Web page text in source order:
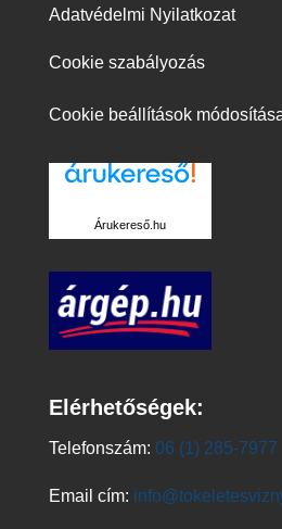
Adatvédelmi Nyilatkozat
Cookie szabályozás
Cookie beállítások
Árukereső.hu
Elérhetőségek:
Telefonszám: 06 (1) 285-7977
Email cím: